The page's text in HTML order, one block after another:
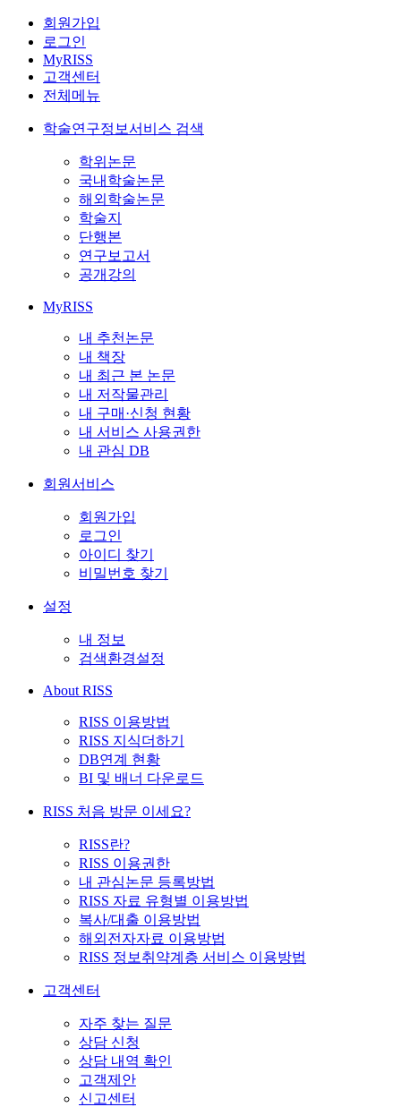
회원가입
로그인
MyRISS
고객센터
전체메뉴
학술연구정보서비스 검색
학위논문
국내학술논문
해외학술논문
학술지
단행본
연구보고서
공개강의
MyRISS
내 추천논문
내 책장
내 최근 본 논문
내 저작물관리
내 구매·신청 현황
내 서비스 사용권한
내 관심 DB
회원서비스
회원가입
로그인
아이디 찾기
비밀번호 찾기
설정
내 정보
검색환경설정
About RISS
RISS 이용방법
RISS 지식더하기
DB연계 현황
BI 및 배너 다운로드
RISS 처음 방문 이세요?
RISS란?
RISS 이용권한
내 관심논문 등록방법
RISS 자료 유형별 이용방법
복사/대출 이용방법
해외전자자료 이용방법
RISS 정보취약계층 서비스 이용방법
고객센터
자주 찾는 질문
상담 신청
상담 내역 확인
고객제안
신고센터